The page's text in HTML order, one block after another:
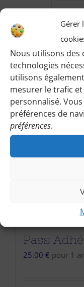
Gérer
Nous utilisons des
technologies
utilisons
mesurer le trafic
personnalisé.
préférences de
préférences.
Montrer
Pass
25.00 € pour 1